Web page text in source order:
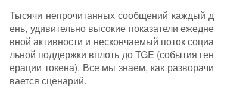
Тысячи непрочитанных сообщений каждый д
ень, удивительно высокие показатели ежедне
вной активности и нескончаемый поток социа
льной поддержки вплоть до TGE (события ген
ерации токена). Все мы знаем, как разворачи
вается сценарий.